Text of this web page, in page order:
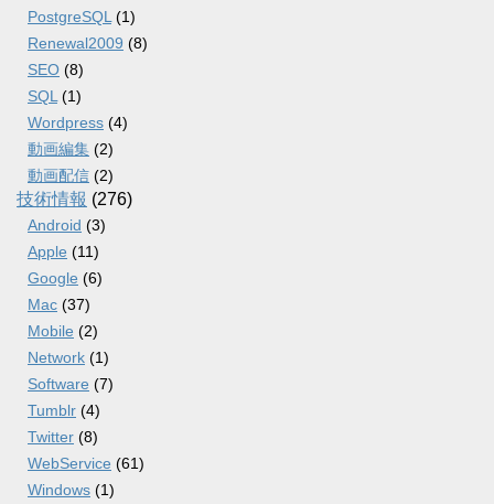
PostgreSQL (1)
Renewal2009 (8)
SEO (8)
SQL (1)
Wordpress (4)
動画編集 (2)
動画配信 (2)
技術情報 (276)
Android (3)
Apple (11)
Google (6)
Mac (37)
Mobile (2)
Network (1)
Software (7)
Tumblr (4)
Twitter (8)
WebService (61)
Windows (1)